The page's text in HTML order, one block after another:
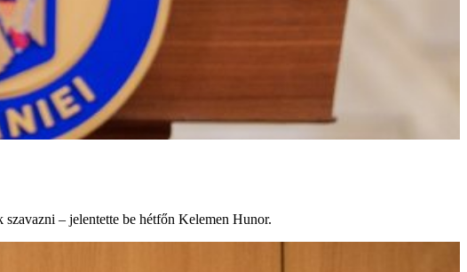
– jelentette be hétfőn Kelemen Hunor.